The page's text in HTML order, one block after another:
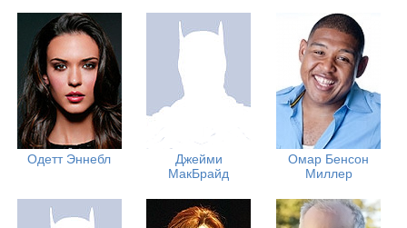
Одетт Эннебл
Джейми
МакБрайд
Омар Бенсон
Миллер